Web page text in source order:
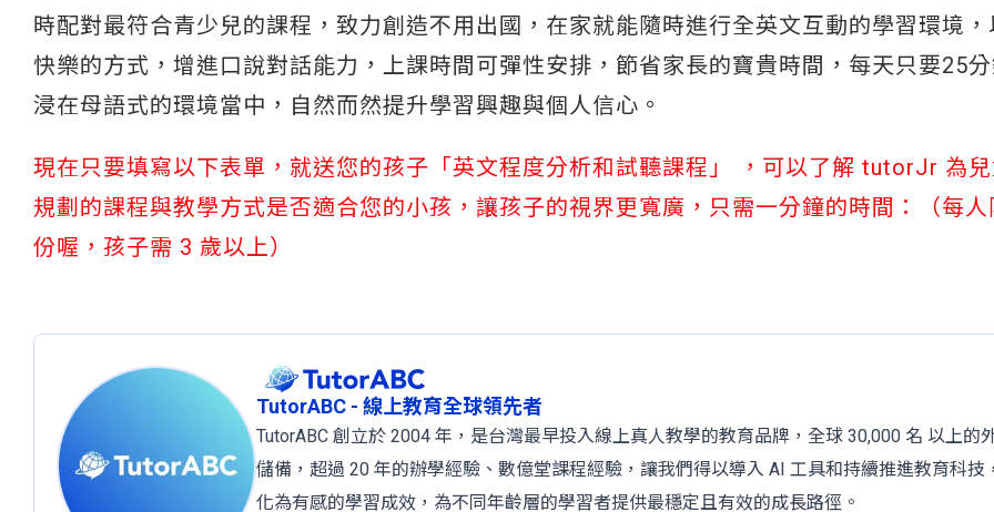
時配對最符合青少兒的課程，致力創造不用出國，在家就能隨時進行全英文互動的學習環境，
快樂的方式，增進口說對話能力，上課時間可彈性安排，節省家長的寶貴時間，每天只要25
浸在母語式的環境當中，自然而然提升學習興趣與個人信心。
現在只要填寫以下表單，就送您的孩子「英文程度分析和試聽課程」 ，可以了解 tutorJr 為兒
規劃的課程與教學方式是否適合您的小孩，讓孩子的視界更寬廣，只需一分鐘的時間：（每人
份喔，孩子需 3 歲以上）
TutorABC - 線上教育全球領先者
TutorABC 創立於 2004 年，是台灣最早投入線上真人教學的教育品牌，全球 30,000 名 以上的
儲備，超過 20 年的辦學經驗、數億堂課程經驗，讓我們得以導入 AI 工具和持續推進教育科技
化為有感的學習成效，為不同年齡層的學習者提供最穩定且有效的成長路徑。